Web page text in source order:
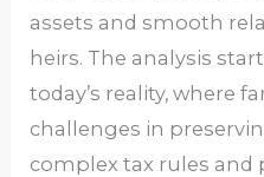
assets and smooth
heirs. The analysis
today’s reality, where
challenges in
complex tax rules and